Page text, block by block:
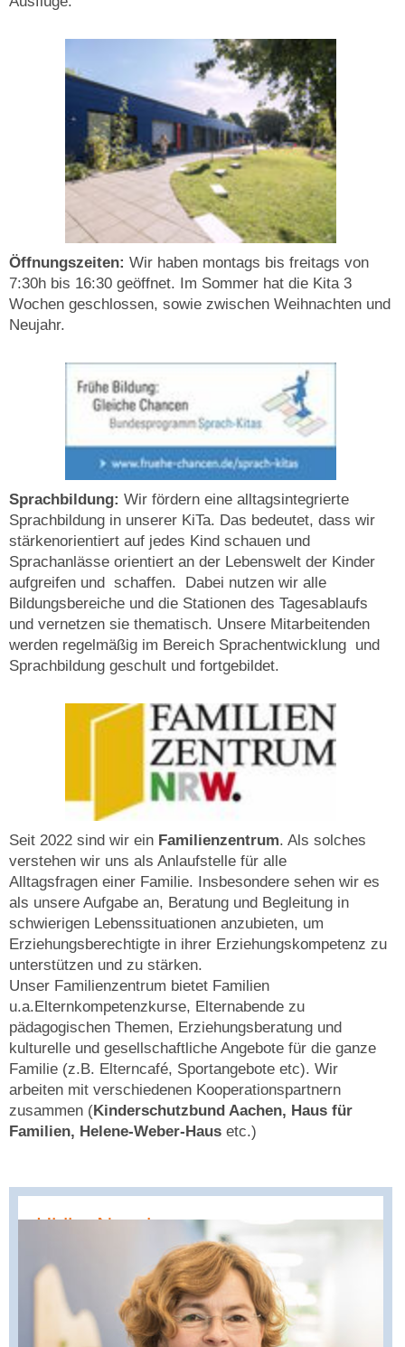
Öffnungszeiten: Wir haben montags bis freitags von
7:30h bis 16:30 geöffnet. Im Sommer hat die Kita 3
Wochen geschlossen, sowie zwischen Weihnachten und
Neujahr.
Sprachbildung: Wir fördern eine alltagsintegrierte
Sprachbildung in unserer KiTa. Das bedeutet, dass wir
stärkenorientiert auf jedes Kind schauen und
Sprachanlässe orientiert an der Lebenswelt der Kinder
aufgreifen und schaffen. Dabei nutzen wir alle
Bildungsbereiche und die Stationen des Tagesablaufs
und vernetzen sie thematisch. Unsere Mitarbeitenden
werden regelmäßig im Bereich Sprachentwicklung und
Sprachbildung geschult und fortgebildet.
Seit 2022 sind wir ein Familienzentrum. Als solches
verstehen wir uns als Anlaufstelle für alle
Alltagsfragen einer Familie. Insbesondere sehen wir es
als unsere Aufgabe an, Beratung und Begleitung in
schwierigen Lebenssituationen anzubieten, um
Erziehungsberechtigte in ihrer Erziehungskompetenz zu
unterstützen und zu stärken.
Unser Familienzentrum bietet Familien
u.a.Elternkompetenzkurse, Elternabende zu
pädagogischen Themen, Erziehungsberatung und
kulturelle und gesellschaftliche Angebote für die ganze
Familie (z.B. Elterncafé, Sportangebote etc). Wir
arbeiten mit verschiedenen Kooperationspartnern
zusammen (Kinderschutzbund Aachen, Haus für
Familien, Helene-Weber-Haus etc.)
Ulrike Noack